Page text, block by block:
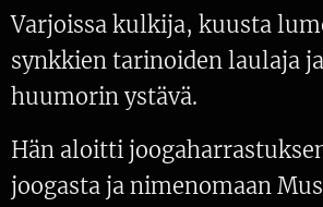
Varjoissa kulkija, kuusta
synkkien tarinoiden laulaja
huumorin ystävä.
Hän aloitti
joogasta ja nimenomaan